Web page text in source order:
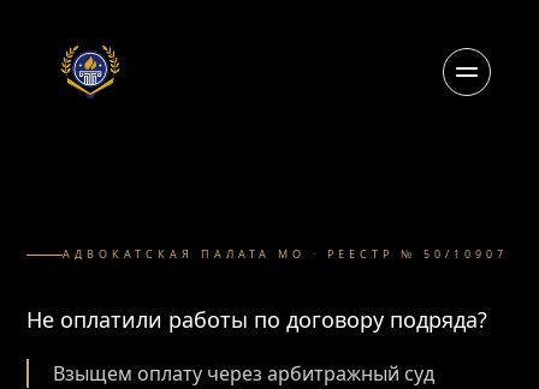
АДВОКАТСКАЯ ПАЛАТА МО · РЕЕСТР № 50/10907
Не оплатили работы по договору подряда?
Взыщем оплату через арбитражный суд